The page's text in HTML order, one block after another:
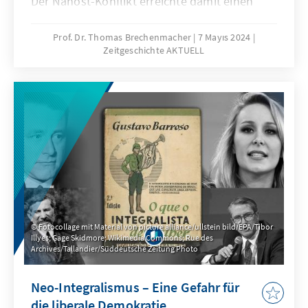
Ursprünge des Konflikts und wie kann die
Unversöhnlichkeit absoluter
der neuen Ausgabe Zeitgeschichte Aktuell
blickt der Historiker Thomas Brechenmacher
auf die wechselvolle Geschichte der Region
und die Hintergründe, die 1948 zur
Staatsgründung Israels führten.
Prof. Dr. Thomas Brechenmacher 7 Mayıs 2024
Zeitgeschichte AKTUELL
Fotocollage mit Material von picture alliance/ullstein bild/EPA/Tibor
Illyes; Gage Skidmore; Wikimedia Commons; Rue des
Archives/Tallandier/Süddeutsche Zeitung Photo
Neo-Integralismus – Eine Gefahr für